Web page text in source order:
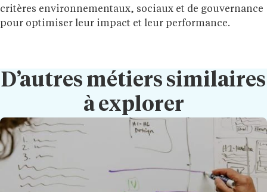
critères environnementaux, sociaux et de gouvernance
pour optimiser leur impact et leur performance.
D’autres métiers similaires
à explorer